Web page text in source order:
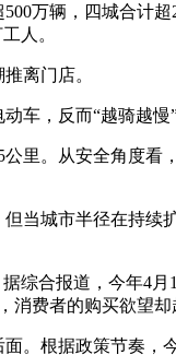
万辆，四城合计
人。
离门店。
车，反而“越骑越慢”
里。从安全角度
当城市半径在持
综合报道，今年4
消费者的购买欲望却
。根据政策节奏，